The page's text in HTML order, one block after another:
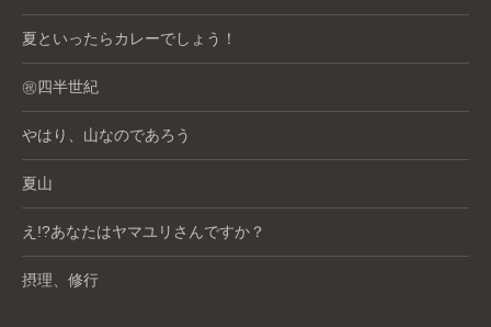
夏といったらカレーでしょう！
㊗️四半世紀
やはり、山なのであろう
夏山
え!?あなたはヤマユリさんですか？
摂理、修行